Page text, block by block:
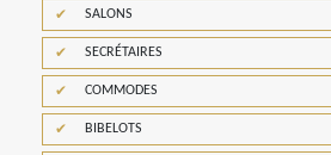
SALONS
SECRÉTAIRES
COMMODES
BIBELOTS